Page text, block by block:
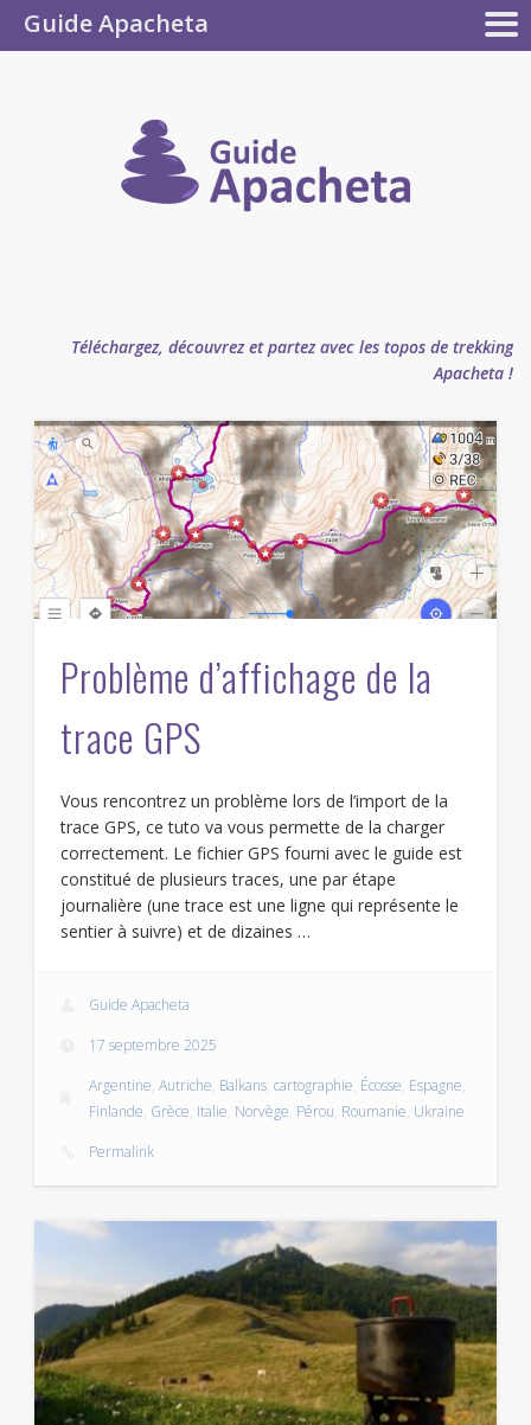
Téléchargez, découvrez et partez avec les topos de trekking
Apacheta !
Collection
Problème d’affichage de la
trace GPS
Vous rencontrez un problème lors de l’import de la
trace GPS, ce tuto va vous permette de la charger
correctement. Le fichier GPS fourni avec le guide est
constitué de plusieurs traces, une par étape
journalière (une trace est une ligne qui représente le
sentier à suivre) et de dizaines …
Guide Apacheta
17 septembre 2025
Argentine,Autriche, Balkans,cartographie, Écosse, Espagne,
Finlande, Grèce, Italie, Norvège, Pérou, Roumanie, Ukraine
Permalink
Guide Apacheta